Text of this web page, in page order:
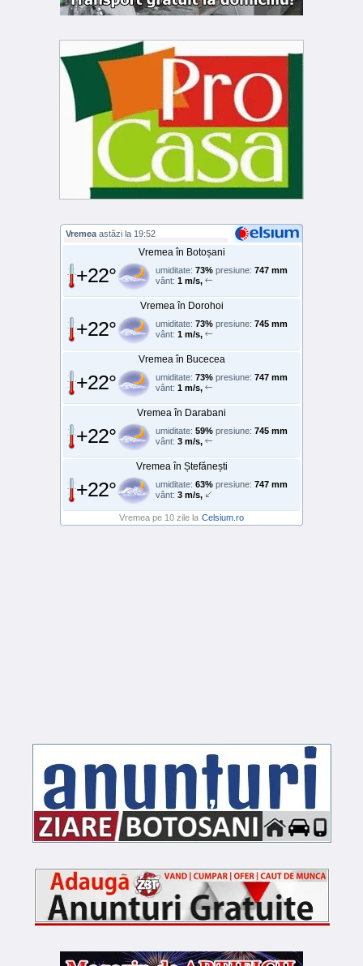
Vremea astăzi la 19:52
Vremea în Botoșani
+22° umiditate: 73% presiune: 747 mm
vânt: 1 m/s,
Vremea în Dorohoi
+22° umiditate: 73% presiune: 745 mm
vânt: 1 m/s,
Vremea în Bucecea
+22° umiditate: 73% presiune: 747 mm
vânt: 1 m/s,
Vremea în Darabani
+22° umiditate: 59% presiune: 745 mm
vânt: 3 m/s,
Vremea în Ștefănești
+22° umiditate: 63% presiune: 747 mm
vânt: 3 m/s,
Vremea pe 10 zile la Celsium.ro